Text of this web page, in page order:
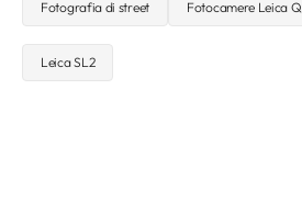
Fotografia di street Fotocamere Leica Q
Leica SL2